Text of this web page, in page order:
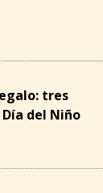
tres
del Niño